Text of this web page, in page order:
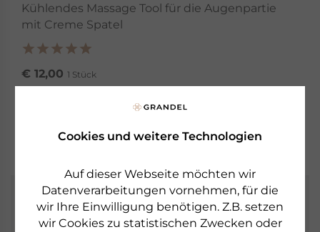
Cookies und weitere Technologien
Auf dieser Webseite möchten wir
Datenverarbeitungen vornehmen, für die
wir Ihre Einwilligung benötigen. Z.B. setzen
wir Cookies zu statistischen Zwecken oder
Kühlendes Massage Tool für die Augenpartie
mit Creme Spatel
€ 12,00 1 Stück
zum Produkt
Newsletter